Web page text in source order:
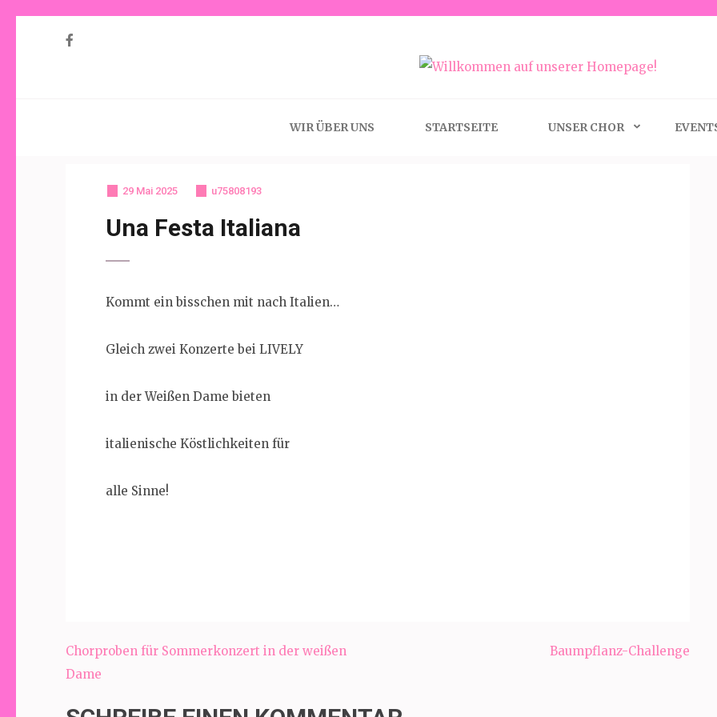
WIR ÜBER UNS STARTSEITE UNSER CHOR
29 Mai 2025 u75808193
Una Festa Italiana
Kommt ein bisschen mit nach Italien…
Gleich zwei Konzerte bei LIVELY
in der Weißen Dame bieten
italienische Köstlichkeiten für
alle Sinne!
Beitragsnavigation
Chorproben für Sommerkonzert in der weißen
Dame
Baumpflanz-Challenge